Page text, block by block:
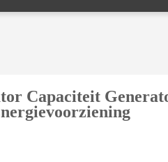
Capaciteit